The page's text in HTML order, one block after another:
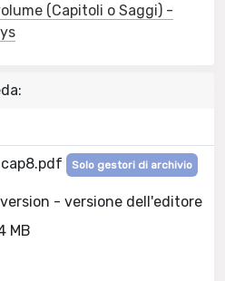
(Capitoli o Saggi) -
Solo gestori di archivio
- versione dell'editore
MB